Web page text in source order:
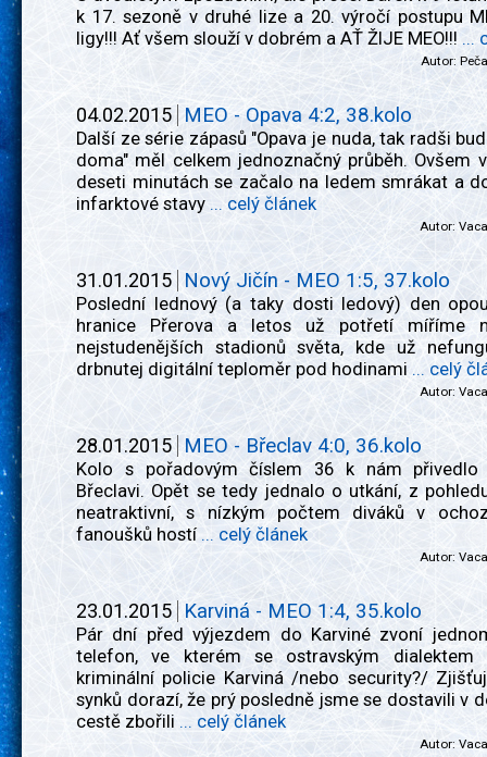
k 17. sezoně v druhé lize a 20. výročí postupu
ligy!!! Ať všem slouží v dobrém a AŤ ŽIJE MEO!!! ...
Autor: Peča
04.02.2015 MEO - Opava 4:2, 38.kolo
Další ze série zápasů "Opava je nuda, tak radši
doma" měl celkem jednoznačný průběh. Ovšem
deseti minutách se začalo na ledem smrákat a
infarktové stavy ... celý článek
Autor: Vaca
31.01.2015 Nový Jičín - MEO 1:5, 37.kolo
Poslední lednový (a taky dosti ledový) den
hranice Přerova a letos už potřetí míříme
nejstudenějších stadionů světa, kde už
drbnutej digitální teploměr pod hodinami ... celý
Autor: Vaca
28.01.2015 MEO - Břeclav 4:0, 36.kolo
Kolo s pořadovým číslem 36 k nám přivedlo
Břeclavi. Opět se tedy jednalo o utkání, z
neatraktivní, s nízkým počtem diváků v
fanoušků hostí ... celý článek
Autor: Vaca
23.01.2015 Karviná - MEO 1:4, 35.kolo
Pár dní před výjezdem do Karviné zvoní
telefon, ve kterém se ostravským dialektem
kriminální policie Karviná /nebo security?/
synků dorazí, že prý posledně jsme se dostavili v
cestě zbořili ... celý článek
Autor: Vaca